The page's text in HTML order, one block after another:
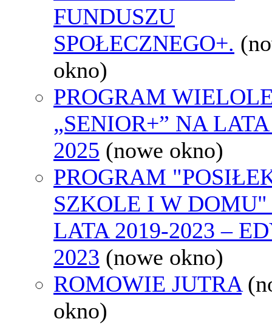
FUNDUSZU
SPOŁECZNEGO+.
okno)
PROGRAM
„SENIOR+” NA
2025 (nowe okno)
PROGRAM
SZKOLE I W
LATA 2019-2023 –
2023 (nowe okno)
ROMOWIE JUTRA
okno)